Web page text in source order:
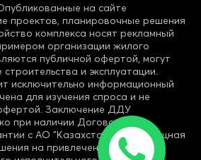
на сайте
проектов, планировочные решения
комплекса носят рекламный
организации жилого
публичной офертой, могут
и эксплуатации.
исключительно информационный
для изучения спроса и не
Заключение ДДУ
при наличии Договора о
с АО "Казахстанская Жилищная
на привлечение денег